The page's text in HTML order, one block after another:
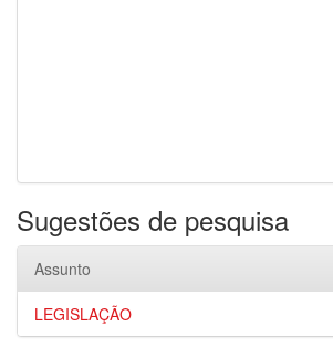
Sugestões de pesquisa
Assunto
LEGISLAÇÃO